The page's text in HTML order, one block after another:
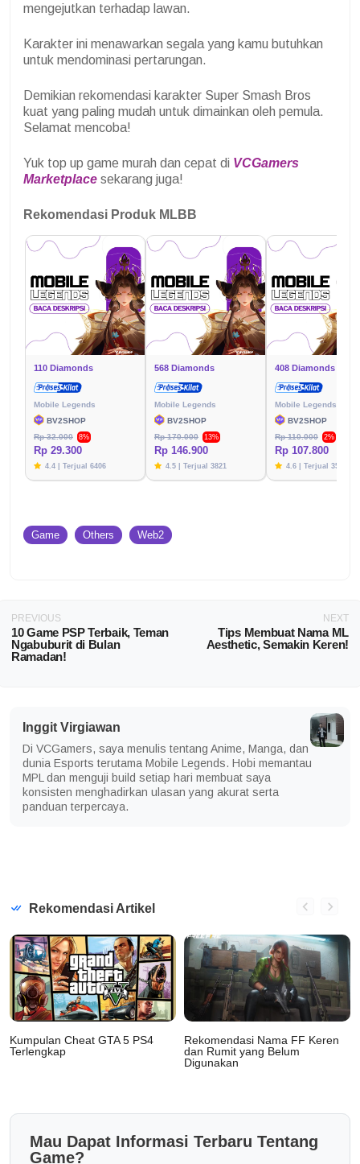
mengejutkan terhadap lawan.
Karakter ini menawarkan segala yang kamu butuhkan
untuk mendominasi pertarungan.
Demikian rekomendasi karakter Super Smash Bros
kuat yang paling mudah untuk dimainkan oleh pemula.
Selamat mencoba!
Yuk top up game murah dan cepat di VCGamers
Marketplace sekarang juga!
Rekomendasi Produk MLBB
110 Diamonds
Mobile Legends
BV2SHOP
Rp 32.000
8%
Rp 29.300
4.4 | Terjual 6406
568 Diamonds
Mobile Legends
BV2SHOP
Rp 170.000
13%
Rp 146.900
4.5 | Terjual 3821
408 Diamonds
Mobile Legends
BV2SHOP
Rp 110.000
2%
Rp 107.800
4.6 | Terjual 3576
Game Others Web2
PREVIOUS
10 Game PSP Terbaik, Teman
Ngabuburit di Bulan
Ramadan!
NEXT
Tips Membuat Nama ML
Aesthetic, Semakin Keren!
Inggit Virgiawan
Di VCGamers, saya menulis tentang Anime, Manga, dan
dunia Esports terutama Mobile Legends. Hobi memantau
MPL dan menguji build setiap hari membuat saya
konsisten menghadirkan ulasan yang akurat serta
panduan terpercaya.
Rekomendasi Artikel
Kumpulan Cheat GTA 5 PS4
Terlengkap
Rekomendasi Nama FF Keren
dan Rumit yang Belum
Digunakan
Mau Dapat Informasi Terbaru Tentang
Game?